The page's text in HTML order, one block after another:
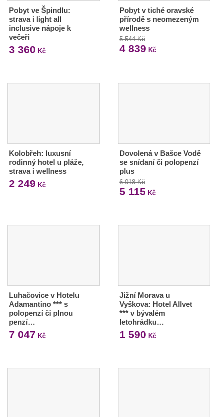
Pobyt ve Špindlu:
strava i light all
inclusive nápoje k
večeři
3 360 Kč
Pobyt v tiché oravské
přírodě s neomezeným
wellness
5 544 Kč
4 839 Kč
Kolobřeh: luxusní
rodinný hotel u pláže,
strava i wellness
2 249 Kč
Dovolená v Bašce Vodě
se snídaní či polopenzí
plus
6 018 Kč
5 115 Kč
Luhačovice v Hotelu
Adamantino *** s
polopenzí či plnou
penzí…
7 047 Kč
Jižní Morava u
Vyškova: Hotel Allvet
*** v bývalém
letohrádku…
1 590 Kč